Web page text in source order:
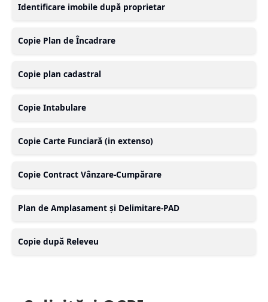
Identificare imobile după proprietar
Copie Plan de Încadrare
Copie plan cadastral
Copie Intabulare
Copie Carte Funciară (in extenso)
Copie Contract Vânzare-Cumpărare
Plan de Amplasament și Delimitare-PAD
Copie după Releveu